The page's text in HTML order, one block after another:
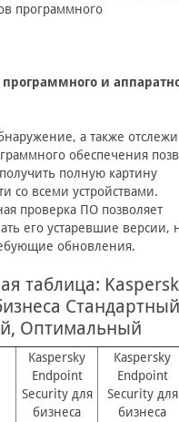
программного
и
а также
обеспечения
полную картину
со всеми устройствами.
проверка ПО позволяет
его устаревшие
обновления.
таблица:
Оптимальный
Kaspersky
Endpoint
Security для
бизнеса
Kaspersky
Endpoint
Security для
бизнеса